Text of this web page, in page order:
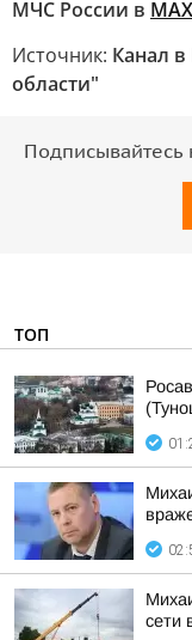
МЧС России в MAX
Источник: Канал
области"
ТОП
сети